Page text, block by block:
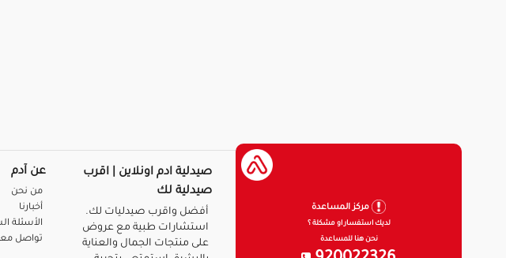
مركز المساعدة
لديك استفسار او مشكلة ؟
نحن هنا للمساعدة
صيدلية ادم اونلاين | اقرب
صيدلية لك
أفضل واقرب صيدليات لك.
استشارات طبية مع عروض
على منتجات الجمال والعناية
عن آدم
من نحن
أخبارنا
الأسئلة
تواصل